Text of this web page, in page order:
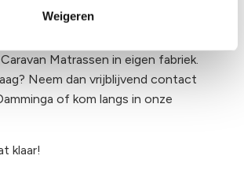
Weigeren
al meer dan 70 jaar
Matrassen in eigen fabriek.
Neem dan vrijblijvend contact
of kom langs in onze
klaar!